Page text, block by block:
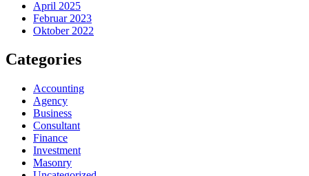
April 2025
Februar 2023
Oktober 2022
Categories
Accounting
Agency
Business
Consultant
Finance
Investment
Masonry